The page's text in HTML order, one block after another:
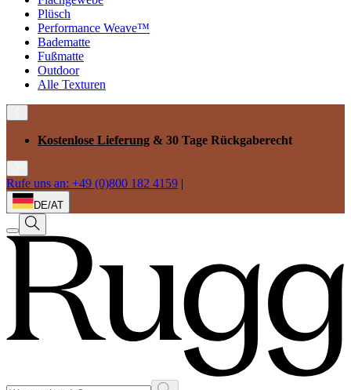
Plüsch
Performance Weave™
Badematte
Fußmatte
Outdoor
Alle Texturen
Kostenlose Lieferung & 30 Tage Rückgaberecht
Rufe uns an: +49 (0)800 182 4159 |
DE/AT